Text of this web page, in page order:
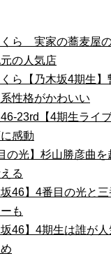
ら 実家の蕎麦屋
の人気店
ら【乃木坂4期生
性格がかわいい
23rd【4期生ライ
感動
の光】杉山勝彦曲
る
坂46】4番目の光と
も
坂46】4期生は誰が